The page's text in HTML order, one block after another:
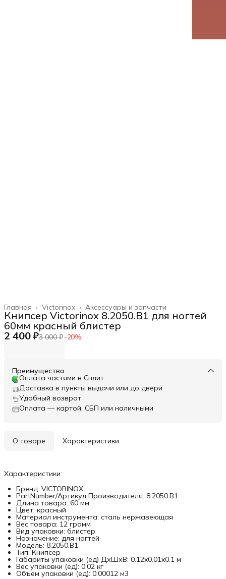
Аксессуары и запчасти
Victorinox ›
Главная ›
Книпсер Victorinox 8.2050.B1 для ногтей
60мм красный блистер
2 400 ₽3 000 ₽−20%
Преимущества
Оплата частями в Сплит
Доставка в пункты выдачи или до двери
Удобный возврат
Оплата — картой, СБП или наличными
О товаре Характеристики
Характеристики:
Бренд: VICTORINOX
PartNumber/Артикул Производителя: 8.2050.B1
Длина товара: 60 мм
Цвет: красный
Материал инструмента: сталь нержавеющая
Вес товара: 12 грамм
Вид упаковки: блистер
Назначение: для ногтей
Модель: 8.2050.B1
Тип: Книпсер
Габариты упаковки (ед) ДхШхВ: 0.12x0.01x0.1 м
Вес упаковки (ед): 0.02 кг
Объем упаковки (ед): 0.00012 м3